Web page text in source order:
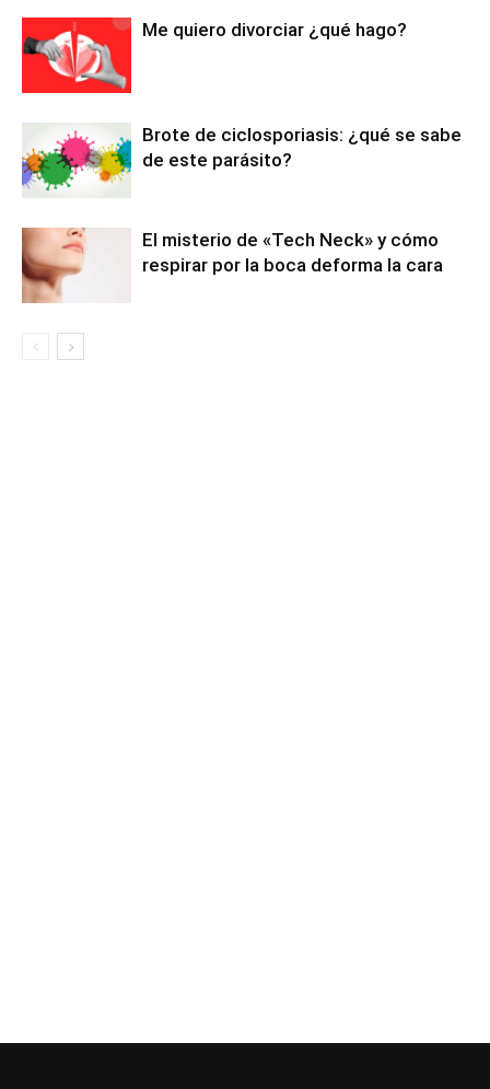
Me quiero divorciar ¿qué hago?
Brote de ciclosporiasis: ¿qué se sabe
de este parásito?
El misterio de «Tech Neck» y cómo
respirar por la boca deforma la cara